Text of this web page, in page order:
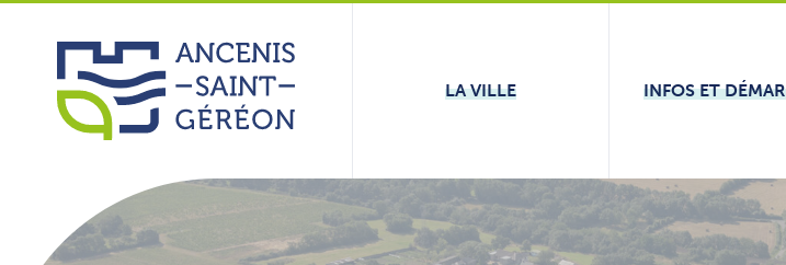
Aller
contenu
LA VILLE
INFOS ET
Panneau de gestion des cookies